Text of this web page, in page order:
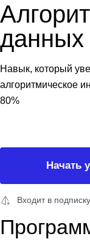
данных
Навык, который
алгоритмическое
80%
Начать
Входит в